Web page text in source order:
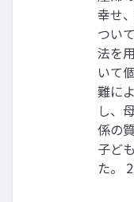
幸せ
つい
法を
いて
難に
し、
係の
子ど
た。